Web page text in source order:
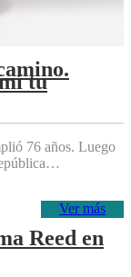
tu
76 años. Luego
Ver más
Reed en